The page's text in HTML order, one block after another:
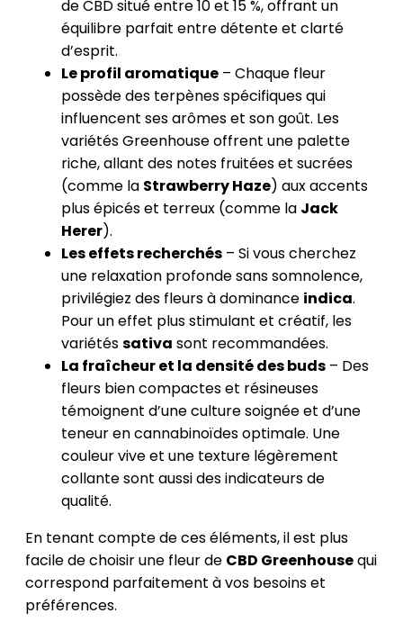
de CBD situé entre 10 et 15 %, offrant un
équilibre parfait entre détente et clarté
d’esprit.
Le profil aromatique – Chaque fleur
possède des terpènes spécifiques qui
influencent ses arômes et son goût. Les
variétés Greenhouse offrent une palette
riche, allant des notes fruitées et sucrées
(comme la Strawberry Haze) aux accents
plus épicés et terreux (comme la Jack
Herer).
Les effets recherchés – Si vous cherchez
une relaxation profonde sans somnolence,
privilégiez des fleurs à dominance indica.
Pour un effet plus stimulant et créatif, les
variétéssativa sont recommandées.
La fraîcheur et la densité des buds – Des
fleurs bien compactes et résineuses
témoignent d’une culture soignée et d’une
teneur en cannabinoïdes optimale. Une
couleur vive et une texture légèrement
collante sont aussi des indicateurs de
qualité.
En tenant compte de ces éléments, il est plus
facile de choisir une fleur de CBD Greenhousequi
correspond parfaitement à vos besoins et
préférences.